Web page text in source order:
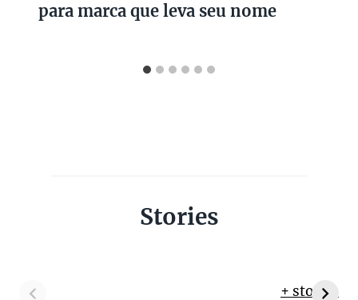
para marca que leva seu nome
Stories
+ stories